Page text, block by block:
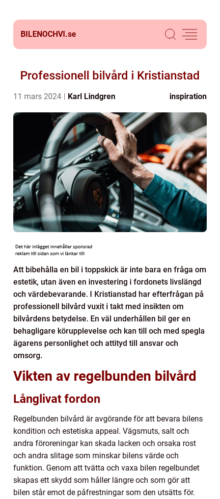
BILENOCHVI.se
Professionell bilvård i Kristianstad
11 mars 2024 Karl Lindgren inspiration
Att bibehålla en bil i toppskick är inte bara en fråga om
estetik, utan även en investering i fordonets livslängd
och värdebevarande. I Kristianstad har efterfrågan på
professionell bilvård vuxit i takt med insikten om
bilvårdens betydelse. En väl underhållen bil ger en
behagligare körupplevelse och kan till och med spegla
ägarens personlighet och attityd till ansvar och
omsorg.
Vikten av regelbunden bilvård
Långlivat fordon
Regelbunden bilvård är avgörande för att bevara bilens
kondition och estetiska appeal. Vägsmuts, salt och
andra föroreningar kan skada lacken och orsaka rost
och andra slitage som minskar bilens värde och
funktion. Genom att tvätta och vaxa bilen regelbundet
skapas ett skydd som håller längre och som gör att
bilen står emot de påfrestningar som den utsätts för.